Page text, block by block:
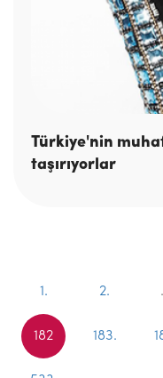
Türkiye'nin
taşırıyorlar
1. 2.
182 183.